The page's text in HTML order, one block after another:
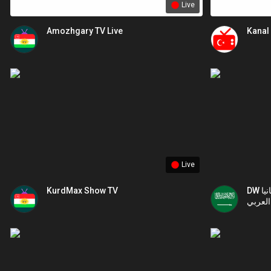
Live
Amozhgary TV Live Kanal
Live
KurdMax Show TV
DW عربية مباشر لجميع الأخبار في ألمانيا
العربي